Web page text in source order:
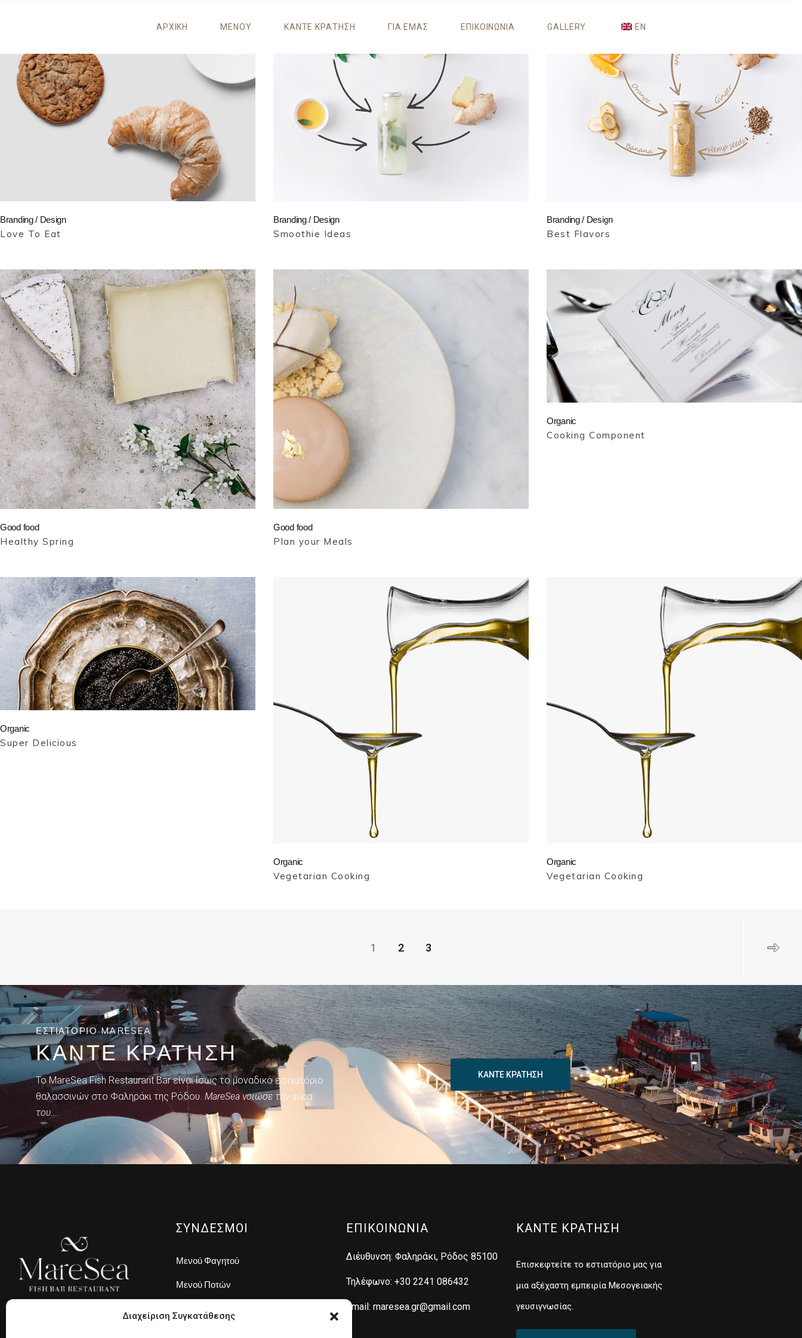
Διαχείριση Συγκατάθεσης
ΑΡΧΙΚΗ ΜΕΝΟΥ ΚΑΝΤΕ ΚΡΑΤΗΣΗ ΓΙΑ ΕΜΑΣ ΕΠΙΚΟΙΝΩΝΙΑ GALLERY EN
Branding / Design
Love To Eat
Branding / Design
Smoothie Ideas
Branding / Design
Best Flavors
Good food
Healthy Spring
Good food
Plan your Meals
Organic
Cooking Component
Organic
Super Delicious
Organic
Vegetarian Cooking
Organic
Vegetarian Cooking
1 2 3
ΕΣΤΙΑΤΟΡΙΟ MARESEA
ΚΑΝΤΕ ΚΡΑΤΗΣΗ
Το MareSea Fish Restaurant Bar είναι ίσως το μοναδικό εστιατόριο
θαλασσινών στο Φαληράκι της Ρόδου. ΜareSea νοιώσε την αύρα
του….
ΚΑΝΤΕ ΚΡΑΤΗΣΗ
ΣΥΝΔΕΣΜΟΙ
Μενού Φαγητού
Μενού Ποτών
ΕΠΙΚΟΙΝΩΝΙΑ
Διέυθυνση: Φαληράκι, Ρόδος 85100
Τηλέφωνο: +30 2241 086432
Email: maresea.gr@gmail.com
ΚΑΝΤΕ ΚΡΑΤΗΣΗ
Επισκεφτείτε το εστιατόριο μας για
μια αξέχαστη εμπειρία Μεσογειακής
γευσιγνωσίας.